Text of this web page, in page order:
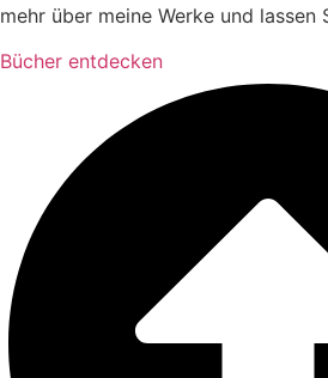
mehr über meine Werke und lassen
Bücher entdecken